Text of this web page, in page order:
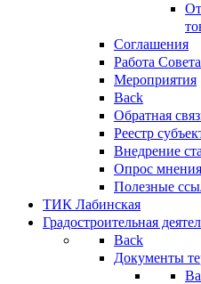
Соглашения
Работа Совета
Мероприятия
Back
Обратная
Реестр
Внедрение
Опрос
Полезные
ТИК Лабинская
Градостроительная
Back
Документы